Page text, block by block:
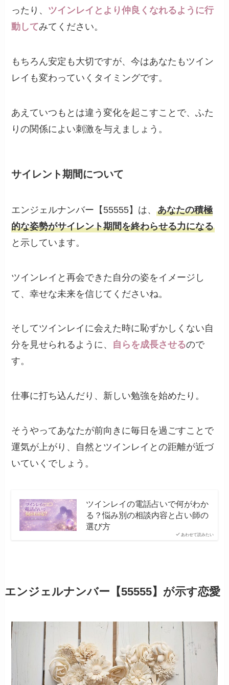
ったり、 ツインレイとより仲良くなれるように行
動してみてください。
もちろん安定も大切ですが、今はあなたもツイン
レイも変わっていくタイミングです。
あえていつもとは違う変化を起こすことで、ふた
りの関係によい刺激を与えましょう。
サイレント期間について
エンジェルナンバー【55555】は、あなたの積極
的な姿勢がサイレント期間を終わらせる力になる
と示しています。
ツインレイと再会できた自分の姿をイメージし
て、幸せな未来を信じてくださいね。
そしてツインレイに会えた時に恥ずかしくない自
分を見せられるように、 自らを成長させるので
す。
仕事に打ち込んだり、新しい勉強を始めたり。
そうやってあなたが前向きに毎日を過ごすことで
運気が上がり、自然とツインレイとの距離が近づ
いていくでしょう。
あわせて読みたい
ツインレイの電話占いで何がわか
る？悩み別の相談内容と占い師の
選び方
エンジェルナンバー【55555】が示す恋愛